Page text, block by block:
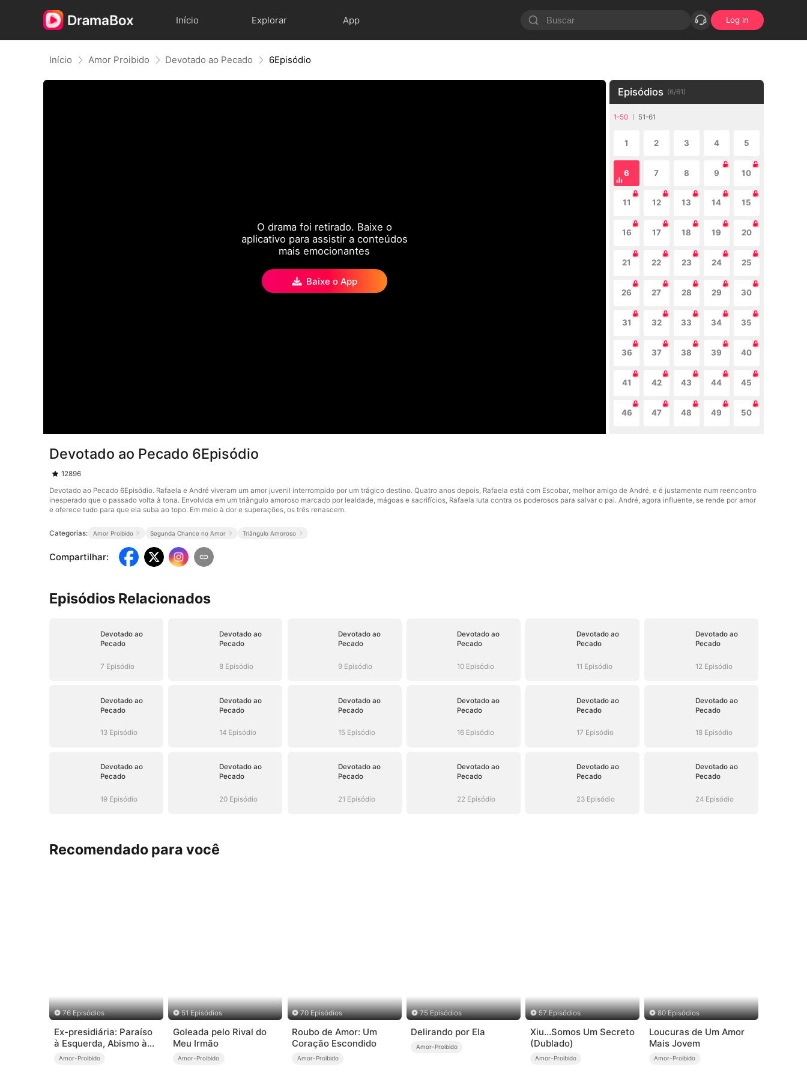
Início Explorar App Log in
Início Amor Proibido Devotado ao Pecado 6Episódio
O drama foi retirado. Baixe o
aplicativo para assistir a conteúdos
mais emocionantes
Baixe o App
Episódios (6/61)
1-50 51-61
1 2 3 4 5
6 7 8 9 10
11 12 13 14 15
16 17 18 19 20
21 22 23 24 25
26 27 28 29 30
31 32 33 34 35
36 37 38 39 40
41 42 43 44 45
46 47 48 49 50
Devotado ao Pecado 6Episódio
12896
Devotado ao Pecado 6Episódio. Rafaela e André viveram um amor juvenil interrompido por um trágico destino. Quatro anos depois, Rafaela está com Escobar, melhor amigo de André, e é justamente num reencontro
inesperado que o passado volta à tona. Envolvida em um triângulo amoroso marcado por lealdade, mágoas e sacrifícios, Rafaela luta contra os poderosos para salvar o pai. André, agora influente, se rende por amor
e oferece tudo para que ela suba ao topo. Em meio à dor e superações, os três renascem.
Categorias: Amor Proibido Segunda Chance no Amor Triângulo Amoroso
Compartilhar:
Episódios Relacionados
Devotado ao
Pecado
7 Episódio
Devotado ao
Pecado
8 Episódio
Devotado ao
Pecado
9 Episódio
Devotado ao
Pecado
10 Episódio
Devotado ao
Pecado
11 Episódio
Devotado ao
Pecado
12 Episódio
Devotado ao
Pecado
13 Episódio
Devotado ao
Pecado
14 Episódio
Devotado ao
Pecado
15 Episódio
Devotado ao
Pecado
16 Episódio
Devotado ao
Pecado
17 Episódio
Devotado ao
Pecado
18 Episódio
Devotado ao
Pecado
19 Episódio
Devotado ao
Pecado
20 Episódio
Devotado ao
Pecado
21 Episódio
Devotado ao
Pecado
22 Episódio
Devotado ao
Pecado
23 Episódio
Devotado ao
Pecado
24 Episódio
Recomendado para você
76 Episódios
Ex-presidiária: Paraíso
à Esquerda, Abismo à
Direita
Amor-Proibido
51 Episódios
Goleada pelo Rival do
Meu Irmão
Amor-Proibido
70 Episódios
Roubo de Amor: Um
Coração Escondido
Amor-Proibido
75 Episódios
Delirando por Ela
Amor-Proibido
57 Episódios
Xiu...Somos Um Secreto
(Dublado)
Amor-Proibido
80 Episódios
Loucuras de Um Amor
Mais Jovem
Amor-Proibido